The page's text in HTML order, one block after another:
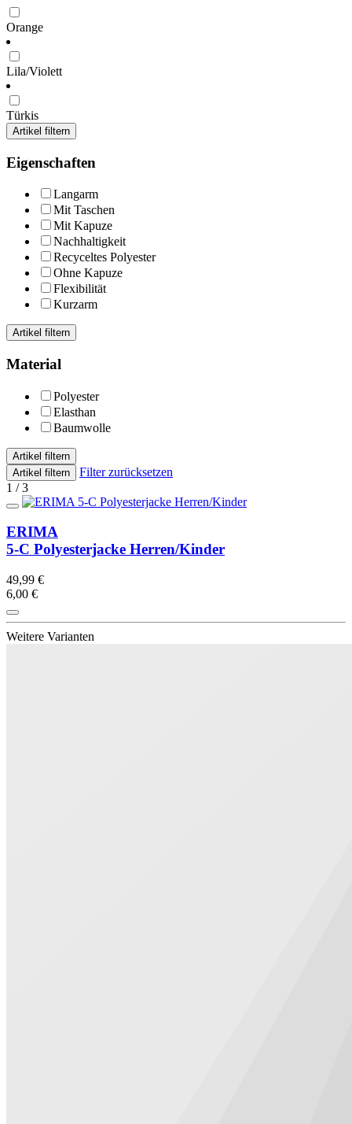
Orange
Lila/Violett
Türkis
Artikel filtern
Eigenschaften
Langarm
Mit Taschen
Mit Kapuze
Nachhaltigkeit
Recyceltes Polyester
Ohne Kapuze
Flexibilität
Kurzarm
Artikel filtern
Material
Polyester
Elasthan
Baumwolle
Artikel filtern
Artikel filtern
Filter zurücksetzen
1 / 3
ERIMA
5-C Polyesterjacke Herren/Kinder
49,99 €
6,00 €
Weitere Varianten